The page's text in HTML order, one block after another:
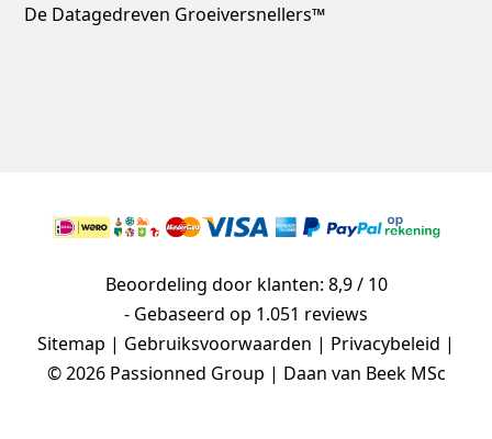
De Datagedreven Groeiversnellers™
Beoordeling door klanten: 8,9 / 10
- Gebaseerd op 1.051 reviews
Sitemap | Gebruiksvoorwaarden | Privacybeleid |
© 2026 Passionned Group | Daan van Beek MSc